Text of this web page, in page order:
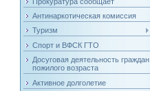
Антинаркотическая комиссия
Туризм
Спорт и ВФСК ГТО
Досуговая деятельность граждан
пожилого возраста
Активное долголетие